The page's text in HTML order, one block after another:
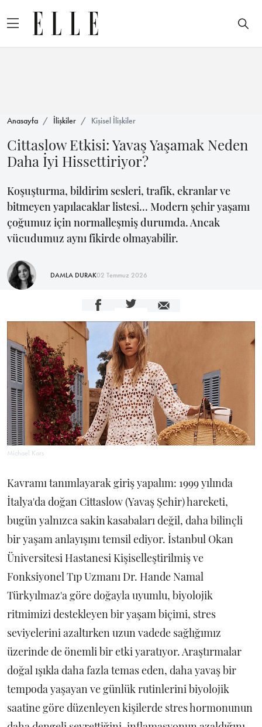
Anasayfa İlişkiler Kişisel İlişkiler
Cittaslow Etkisi: Yavaş Yaşamak Neden
Daha İyi Hissettiriyor?
Koşuşturma, bildirim sesleri, trafik, ekranlar ve
bitmeyen yapılacaklar listesi... Modern şehir yaşamı
çoğumuz için normalleşmiş durumda. Ancak
vücudumuz aynı fikirde olmayabilir.
DAMLA DURAK02 Temmuz 2026
Michael Kors
Kavramı tanımlayarak giriş yapalım: 1999 yılında
İtalya'da doğan Cittaslow (Yavaş Şehir) hareketi,
bugün yalnızca sakin kasabaları değil, daha bilinçli
bir yaşam anlayışını temsil ediyor. İstanbul Okan
Üniversitesi Hastanesi Kişiselleştirilmiş ve
Fonksiyonel Tıp Uzmanı Dr. Hande Namal
Türkyılmaz'a göre doğayla uyumlu, biyolojik
ritmimizi destekleyen bir yaşam biçimi, stres
seviyelerini azaltırken uzun vadede sağlığımız
üzerinde de önemli bir etki yaratıyor. Araştırmalar
doğal ışıkla daha fazla temas eden, daha yavaş bir
tempoda yaşayan ve günlük rutinlerini biyolojik
saatine göre düzenleyen kişilerde stres hormonunun